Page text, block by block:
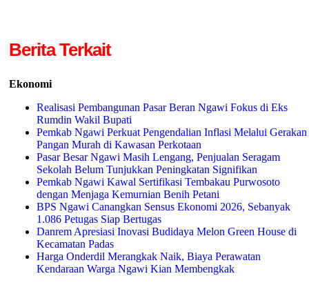
Berita Terkait
Ekonomi
Realisasi Pembangunan Pasar Beran Ngawi Fokus di Eks
Rumdin Wakil Bupati
Pemkab Ngawi Perkuat Pengendalian Inflasi Melalui Gerakan
Pangan Murah di Kawasan Perkotaan
Pasar Besar Ngawi Masih Lengang, Penjualan Seragam
Sekolah Belum Tunjukkan Peningkatan Signifikan
Pemkab Ngawi Kawal Sertifikasi Tembakau Purwosoto
dengan Menjaga Kemurnian Benih Petani
BPS Ngawi Canangkan Sensus Ekonomi 2026, Sebanyak
1.086 Petugas Siap Bertugas
Danrem Apresiasi Inovasi Budidaya Melon Green House di
Kecamatan Padas
Harga Onderdil Merangkak Naik, Biaya Perawatan
Kendaraan Warga Ngawi Kian Membengkak